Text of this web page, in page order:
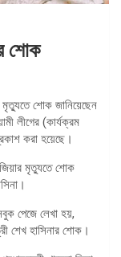
শোক
মৃত্যুতে শোক জানিয়েছেন
লীগের (কার্যক্রম
করা হয়েছে।
জিয়ার মৃত্যুতে শোক
পেজে লেখা হয়,
শেখ হাসিনার শোক।